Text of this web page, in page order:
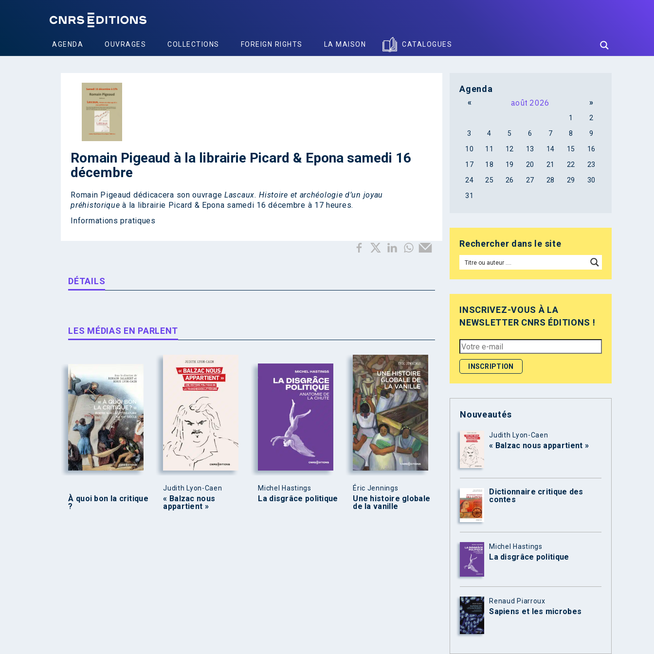
AGENDA OUVRAGES COLLECTIONS FOREIGN RIGHTS LA MAISON CATALOGUES
Romain Pigeaud à la librairie Picard & Epona samedi 16
décembre
Romain Pigeaud dédicacera son ouvrage Lascaux. Histoire et archéologie d’un joyau
préhistoriqueà la librairie Picard & Epona samedi 16 décembre à 17 heures.
Informations pratiques
DÉTAILS
LES MÉDIAS EN PARLENT
À quoi bon la critique
?
Judith Lyon-Caen
« Balzac nous
appartient »
Michel Hastings
La disgrâce politique
Éric Jennings
Une histoire globale
de la vanille
Agenda
« août 2026 »
1
2
3
4 5 6 7 8
9
10
11 12 13 14 15
16
17
18 19 20 21 22
23
24
25 26 27 28 29
30
31
Rechercher dans le site
INSCRIVEZ-VOUS À LA
NEWSLETTER CNRS ÉDITIONS !
Nouveautés
Judith Lyon-Caen
« Balzac nous appartient »
Dictionnaire critique des
contes
Michel Hastings
La disgrâce politique
Renaud Piarroux
Sapiens et les microbes